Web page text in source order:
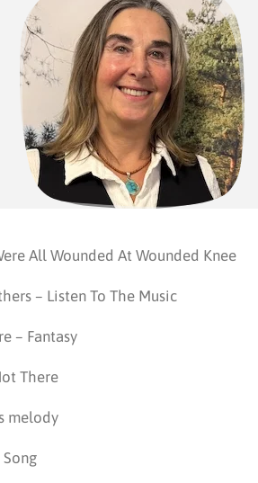
All Wounded At Wounded Knee
– Listen To The Music
– Fantasy
There
melody